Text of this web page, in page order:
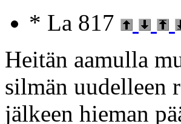
* La 817
Heitän aamulla
silmän uudelleen
jälkeen hieman